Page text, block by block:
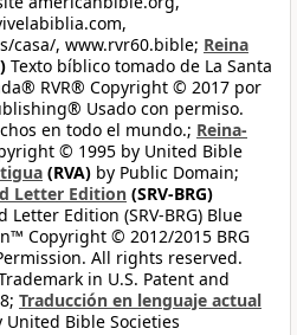
casa/, www.rvr60.bible; Reina
Texto bíblico tomado de La Santa
RVR® Copyright © 2017 por
Usado con permiso.
en todo el mundo.; Reina-
© 1995 by United Bible
(RVA) by Public Domain;
Letter Edition (SRV-BRG)
Edition (SRV-BRG) Blue
Copyright © 2012/2015 BRG
All rights reserved.
in U.S. Patent and
Traducción en lenguaje actual
Bible Societies